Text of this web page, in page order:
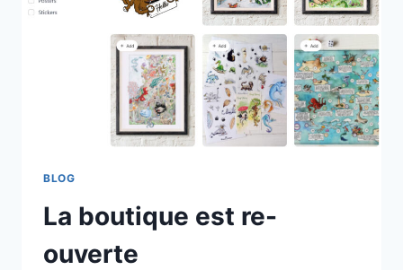
BLOG
La boutique est re-
ouverte